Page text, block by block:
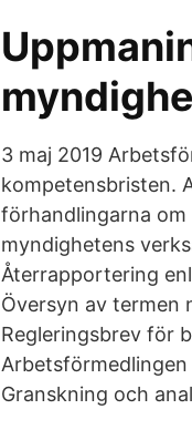
3 maj 2019
kompetensbristen.
förhandlingarna
myndighetens
Återrapportering
Översyn av termen
Regleringsbrev för
Granskning och